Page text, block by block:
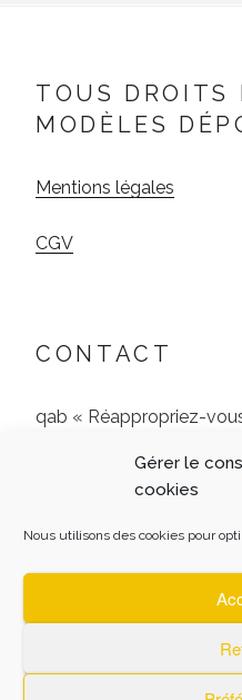
Gérer le
cookies
Nous utilisons des cookies pour
TOUS DROITS
MODÈLES
Mentions légales
CGV
CONTACT
qab « Réappropriez-
9 Rue de l’Archerie,
06 51 24 77 65
MENTIONS LEGALES